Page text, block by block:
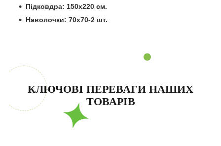
Підковдра: 150х220 см.
Наволочки: 70х70-2 шт.
КЛЮЧОВІ ПЕРЕВАГИ НАШИХ
ТОВАРІВ